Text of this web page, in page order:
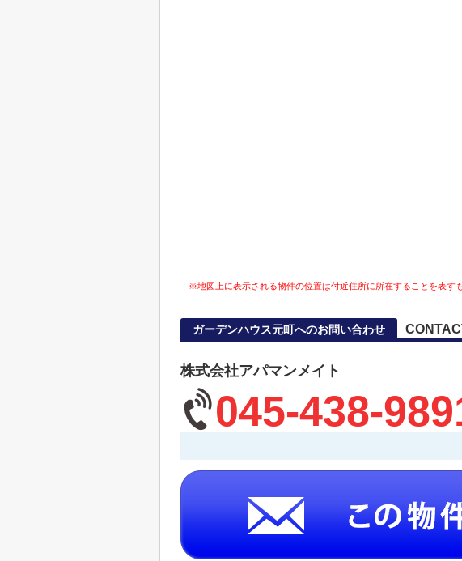
※地図上に表示される物件の位置は付近住所に所在することを表す
ガーデンハウス元町へのお問い合わせ
株式会社アパマンメイト
045-438-